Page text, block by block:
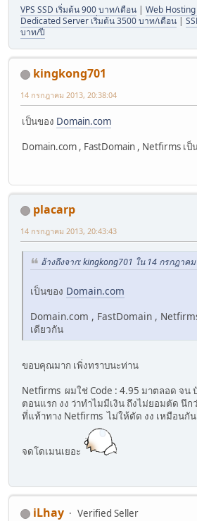
VPS SSD เริ่มต้น 900 บาท/เดือน | Web
Dedicated Server เริ่มต้น 3500 บาท/เดือน |
บาท/ปี
kingkong701
14 กรกฎาคม 2013, 20:38:04
เป็นของ Domain.com
Domain.com , FastDomain , Netfirms เ
placarp
14 กรกฎาคม 2013, 20:43:43
อ้างถึงจาก: kingkong701 ใน 14 กรกฎาค
เป็นของ Domain.com
Domain.com , FastDomain ,
เดียวกัน
ขอบคุณมาก เพิ่งทราบนะท่าน
Netfirms ผมใช่ Code : 4.95 มาตลอด จน
ตอนแรก งง ว่าทำไมมีเงิน ถึงไม่ยอมตัด นึก
ที่แท้าทาง Netfirms ไม่ให้ตัด งง เหมือนกั
จดโดเมนเยอะ
iLhay Verified Seller